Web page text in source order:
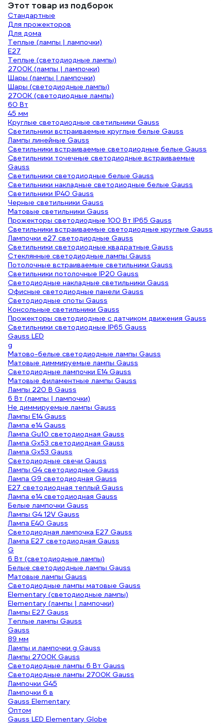
Этот товар из подборок
Стандартные
Для прожекторов
Для дома
Теплые (лампы | лампочки)
E27
Теплые (светодиодные лампы)
2700К (лампы | лампочки)
Шары (лампы | лампочки)
Шары (светодиодные лампы)
2700К (светодиодные лампы)
60 Вт
45 мм
Круглые светодиодные светильники Gauss
Светильники встраиваемые круглые белые Gauss
Лампы линейные Gauss
Светильники встраиваемые светодиодные белые Gauss
Светильники точечные светодиодные встраиваемые
Gauss
Светильники светодиодные белые Gauss
Светильники накладные светодиодные белые Gauss
Светильники IP40 Gauss
Черные светильники Gauss
Матовые светильники Gauss
Прожекторы светодиодные 100 Вт IP65 Gauss
Светильники встраиваемые светодиодные круглые Gauss
Лампочки е27 светодиодные Gauss
Светильники светодиодные квадратные Gauss
Стеклянные светодиодные лампы Gauss
Потолочные встраиваемые светильники Gauss
Светильники потолочные IP20 Gauss
Светодиодные накладные светильники Gauss
Офисные светодиодные панели Gauss
Светодиодные споты Gauss
Консольные светильники Gauss
Прожекторы светодиодные с датчиком движения Gauss
Светильники светодиодные IP65 Gauss
Gauss LED
g
Матово-белые светодиодные лампы Gauss
Матовые диммируемые лампы Gauss
Светодиодные лампочки E14 Gauss
Матовые филаментные лампы Gauss
Лампы 220 В Gauss
6 Вт (лампы | лампочки)
Не диммируемые лампы Gauss
Лампы E14 Gauss
Лампа е14 Gauss
Лампа Gu10 светодиодная Gauss
Лампа Gx53 светодиодная Gauss
Лампа Gx53 Gauss
Светодиодные свечи Gauss
Лампы G4 светодиодные Gauss
Лампа G9 светодиодная Gauss
E27 светодиодная теплый Gauss
Лампа е14 светодиодная Gauss
Белые лампочки Gauss
Лампы G4 12V Gauss
Лампа E40 Gauss
Светодиодная лампочка E27 Gauss
Лампа E27 светодиодная Gauss
G
6 Вт (светодиодные лампы)
Белые светодиодные лампы Gauss
Матовые лампы Gauss
Светодиодные лампы матовые Gauss
Elementary (светодиодные лампы)
Elementary (лампы | лампочки)
Лампы Е27 Gauss
Теплые лампы Gauss
Gauss
89 мм
Лампы и лампочки g Gauss
Лампы 2700К Gauss
Светодиодные лампы 6 Вт Gauss
Светодиодные лампы 2700K Gauss
Лампочки G45
Лампочки 6 в
Gauss Elementary
Оптом
Gauss LED Elementary Globe